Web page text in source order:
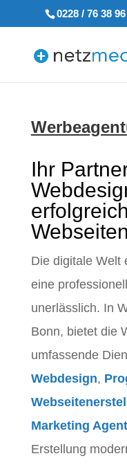
0228 / 76 38
Ihr
Die digitale Welt
eine
unerlässlich. In
Bonn, bietet die
umfassende
Webdesign,
Marketing
Erstellung